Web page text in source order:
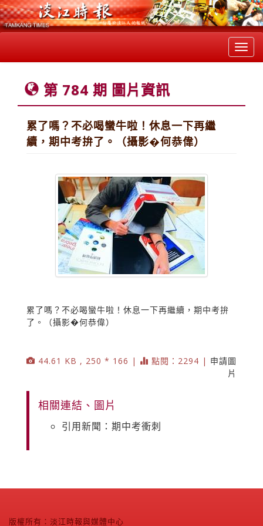
第 784 期 圖片資訊
累了嗎？不必喝蠻牛啦！休息一下再繼
續，期中考拚了。（攝影�何恭偉）
累了嗎？不必喝蠻牛啦！休息一下再繼續，期中考拚
了。（攝影�何恭偉）
44.61 KB , 250 * 166 | 點閱：2294 | 申請圖
片
相關連結、圖片
引用新聞：期中考衝刺
版權所有：淡江時報與媒體中心